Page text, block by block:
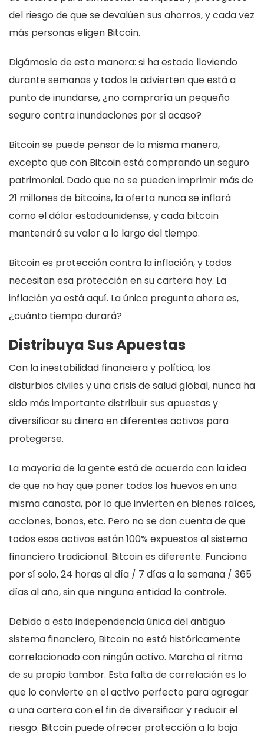
del riesgo de que se devalúen sus ahorros, y cada vez
más personas eligen Bitcoin.
Digámoslo de esta manera: si ha estado lloviendo
durante semanas y todos le advierten que está a
punto de inundarse, ¿no compraría un pequeño
seguro contra inundaciones por si acaso?
Bitcoin se puede pensar de la misma manera,
excepto que con Bitcoin está comprando un seguro
patrimonial. Dado que no se pueden imprimir más de
21 millones de bitcoins, la oferta nunca se inflará
como el dólar estadounidense, y cada bitcoin
mantendrá su valor a lo largo del tiempo.
Bitcoin es protección contra la inflación, y todos
necesitan esa protección en su cartera hoy. La
inflación ya está aquí. La única pregunta ahora es,
¿cuánto tiempo durará?
Distribuya Sus Apuestas
Con la inestabilidad financiera y política, los
disturbios civiles y una crisis de salud global, nunca ha
sido más importante distribuir sus apuestas y
diversificar su dinero en diferentes activos para
protegerse.
La mayoría de la gente está de acuerdo con la idea
de que no hay que poner todos los huevos en una
misma canasta, por lo que invierten en bienes raíces,
acciones, bonos, etc. Pero no se dan cuenta de que
todos esos activos están 100% expuestos al sistema
financiero tradicional. Bitcoin es diferente. Funciona
por sí solo, 24 horas al día / 7 días a la semana / 365
días al año, sin que ninguna entidad lo controle.
Debido a esta independencia única del antiguo
sistema financiero, Bitcoin no está históricamente
correlacionado con ningún activo. Marcha al ritmo
de su propio tambor. Esta falta de correlación es lo
que lo convierte en el activo perfecto para agregar
a una cartera con el fin de diversificar y reducir el
riesgo. Bitcoin puede ofrecer protección a la baja